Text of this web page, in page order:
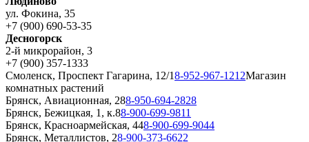
ул. Фокина, 35
+7 (900) 690-53-35
Десногорск
2-й микрорайон, 3
+7 (900) 357-1333
Смоленск, Проспект Гагарина, 12/18-952-967-1212Магазин
комнатных растений
Брянск, Авиационная, 288-950-694-2828
Брянск, Бежицкая, 1, к.88-900-699-9811
Брянск, Красноармейская, 448-900-699-9044
Брянск, Металлистов, 28-900-373-6622